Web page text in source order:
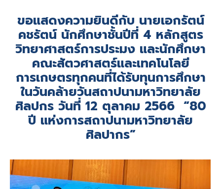
ขอแสดงความยินดีกับ นายเอกรัตน์
คชรัตน์ นักศึกษาชั้นปีที่ 4 หลักสูตร
วิทยาศาสตร์การประมง และนักศึกษา
คณะสัตวศาสตร์และเทคโนโลยี
การเกษตรทุกคนที่ได้รับทุนการศึกษา
ในวันคล้ายวันสถาปนามหาวิทยาลัย
ศิลปกร วันที่ 12 ตุลาคม 2566 “80
ปี แห่งการสถาปนามหาวิทยาลัย
ศิลปากร”